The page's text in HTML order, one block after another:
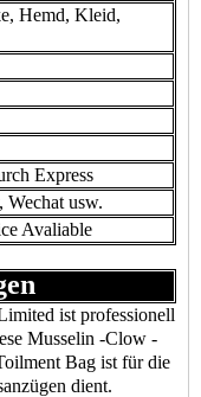
Hemd, Kleid,
Express
usw.
Avaliable
ist professionell
Musselin -Clow -
Bag ist für die
dient.